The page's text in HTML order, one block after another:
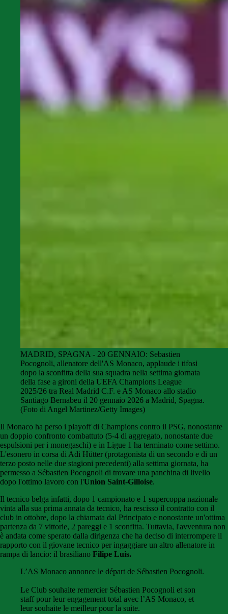
MADRID, SPAGNA - 20 GENNAIO: Sebastien
Pocognoli, allenatore dell'AS Monaco, applaude i tifosi
dopo la sconfitta della sua squadra nella settima giornata
della fase a gironi della UEFA Champions League
2025/26 tra Real Madrid C.F. e AS Monaco allo stadio
Santiago Bernabeu il 20 gennaio 2026 a Madrid, Spagna.
(Foto di Angel Martinez/Getty Images)
Il Monaco ha perso i playoff di Champions contro il PSG, nonostante
un doppio confronto combattuto (5-4 di aggregato, nonostante due
espulsioni per i monegaschi) e in Ligue 1 ha terminato come settimo.
L'esonero in corsa di Adi Hütter (protagonista di un secondo e di un
terzo posto nelle due stagioni precedenti) alla settima giornata, ha
permesso a Sébastien Pocognoli di trovare una panchina di livello
dopo l'ottimo lavoro con l'Union Saint-Gilloise.
Il tecnico belga infatti, dopo 1 campionato e 1 supercoppa nazionale
vinta alla sua prima annata da tecnico, ha rescisso il contratto con il
club in ottobre, dopo la chiamata dal Principato e nonostante un'ottima
partenza da 7 vittorie, 2 pareggi e 1 sconfitta. Tuttavia, l'avventura non
è andata come sperato dalla dirigenza che ha deciso di interrompere il
rapporto con il giovane tecnico per ingaggiare un altro allenatore in
rampa di lancio: il brasiliano Filipe Luis.
L’AS Monaco annonce le départ de Sébastien Pocognoli.
Le Club souhaite remercier Sébastien Pocognoli et son
staff pour leur engagement total avec l’AS Monaco, et
leur souhaite le meilleur pour la suite.